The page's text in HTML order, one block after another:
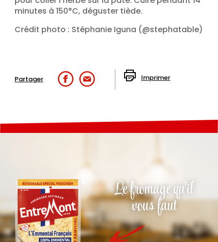
Le fromage qu'il
vous faut
minutes à 150°C, déguster tiède.
Crédit photo : Stéphanie Iguna (@stephatable)
Partager Imprimer